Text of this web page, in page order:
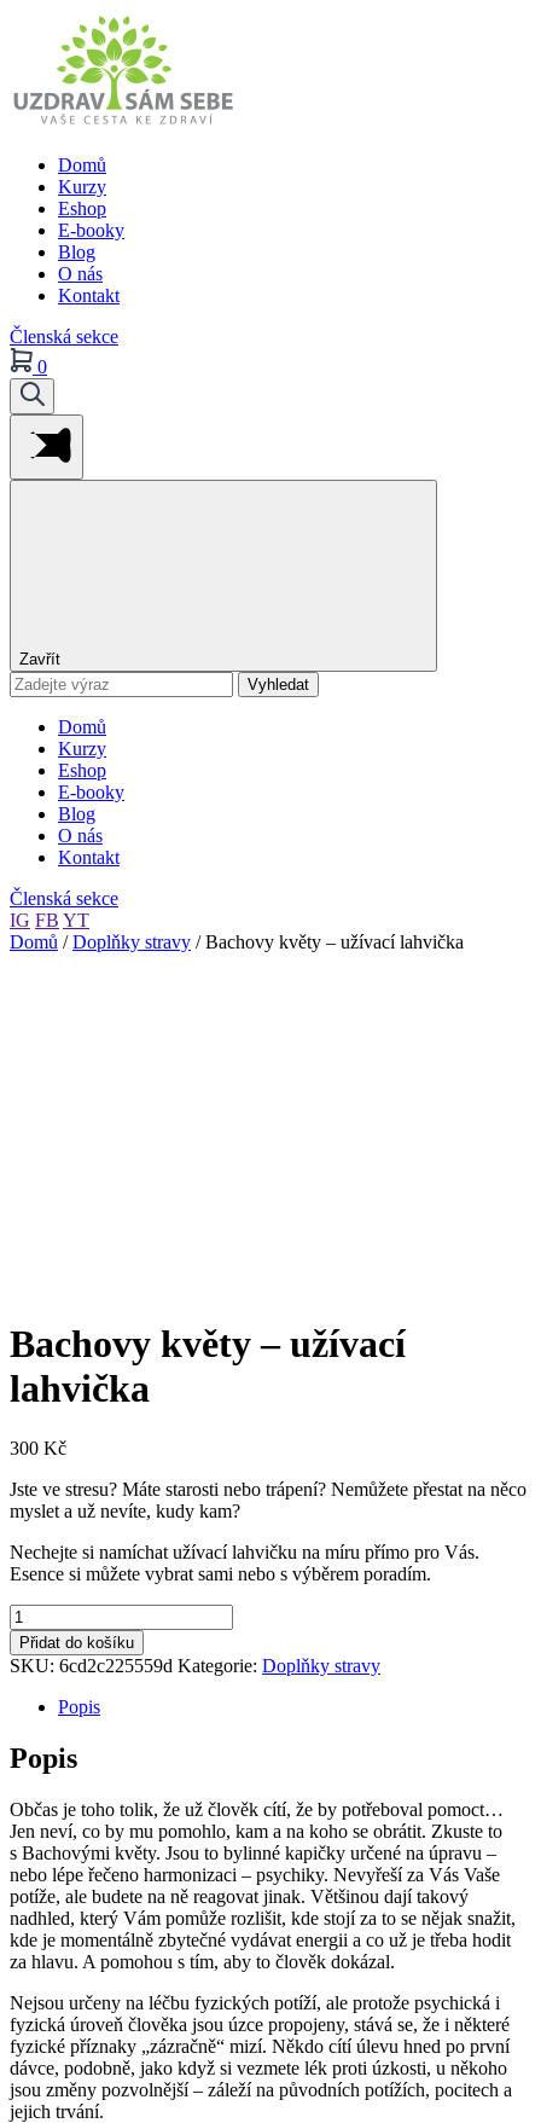
Domů
Kurzy
Eshop
E-booky
Blog
O nás
Kontakt
Členská sekce
0
Zavřít
Vyhledat
Domů
Kurzy
Eshop
E-booky
Blog
O nás
Kontakt
Členská sekce
IG FB YT
Domů /Doplňky stravy / Bachovy květy – užívací lahvička
Bachovy květy – užívací
lahvička
300 Kč
Jste ve stresu? Máte starosti nebo trápení? Nemůžete přestat na něco
myslet a už nevíte, kudy kam?
Nechejte si namíchat užívací lahvičku na míru přímo pro Vás.
Esence si můžete vybrat sami nebo s výběrem poradím.
Bachovy
květy
-
užívací
lahvička
množství
Přidat do košíku
SKU: 6cd2c225559d Kategorie: Doplňky stravy
Popis
Popis
Občas je toho tolik, že už člověk cítí, že by potřeboval pomoct…
Jen neví, co by mu pomohlo, kam a na koho se obrátit. Zkuste to
s Bachovými květy. Jsou to bylinné kapičky určené na úpravu –
nebo lépe řečeno harmonizaci – psychiky. Nevyřeší za Vás Vaše
potíže, ale budete na ně reagovat jinak. Většinou dají takový
nadhled, který Vám pomůže rozlišit, kde stojí za to se nějak snažit,
kde je momentálně zbytečné vydávat energii a co už je třeba hodit
za hlavu. A pomohou s tím, aby to člověk dokázal.
Nejsou určeny na léčbu fyzických potíží, ale protože psychická i
fyzická úroveň člověka jsou úzce propojeny, stává se, že i některé
fyzické příznaky „zázračně“ mizí. Někdo cítí úlevu hned po první
dávce, podobně, jako když si vezmete lék proti úzkosti, u někoho
jsou změny pozvolnější – záleží na původních potížích, pocitech a
jejich trvání.